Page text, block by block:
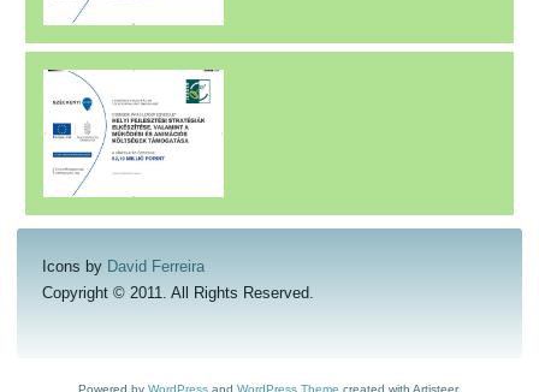
Icons by David Ferreira
Copyright © 2011. All Rights Reserved.